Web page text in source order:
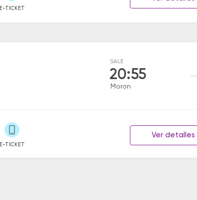
E-TICKET
SALE
20:55
Moron
E-TICKET
Ver detalles